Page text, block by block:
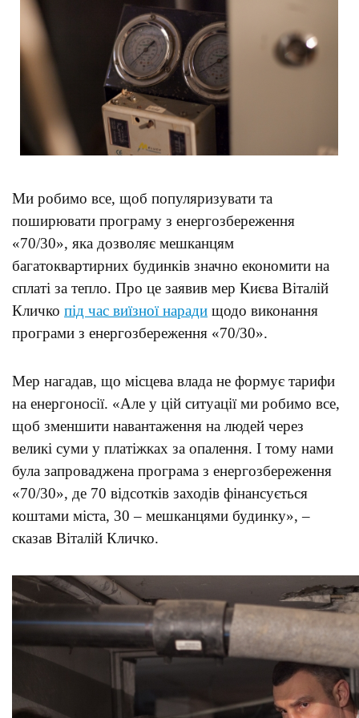
Ми робимо все, щоб популяризувати та
поширювати програму з енергозбереження
«70/30», яка дозволяє мешканцям
багатоквартирних будинків значно економити на
сплаті за тепло. Про це заявив мер Києва Віталій
Кличко під час виїзної наради щодо виконання
програми з енергозбереження «70/30».
Мер нагадав, що місцева влада не формує тарифи
на енергоносії. «Але у цій ситуації ми робимо все,
щоб зменшити навантаження на людей через
великі суми у платіжках за опалення. І тому нами
була запроваджена програма з енергозбереження
«70/30», де 70 відсотків заходів фінансується
коштами міста, 30 – мешканцями будинку», –
сказав Віталій Кличко.